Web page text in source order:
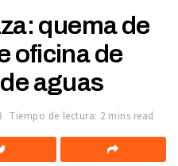
quema de
oficina de
aguas
Tiempo de lectura: 2 mins read